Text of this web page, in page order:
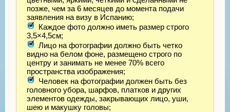
позже, чем за 6 месяцев до момента подачи
заявления на визу в Испанию;
Каждое фото должно иметь размер строго
3,5×4,5см;
Лицо на фотографии должно быть четко
видно на белом фоне, размещено строго по
центру и занимать не менее 70% всего
пространства изображения;
Человек на фотографии должен быть без
головного убора, шарфов, платков и других
элементов одежды, закрывающих лицо, уши,
шею и макушку головы;